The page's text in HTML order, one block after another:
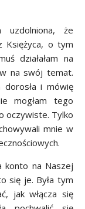
że
Księżyca, o tym
działałam na
na swój temat.
dorosła i mówię
mogłam tego
oczywiste. Tylko
mnie w
konto na Naszej
się je. Była tym
jak włącza się